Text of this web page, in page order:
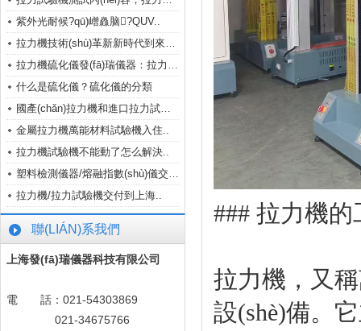
紫外光耐候?qū)嶒灥脑?QUV..
拉力機技術(shù)革新新時代到來了，..
拉力機硫化儀發(fā)瑞儀器：拉力機..
什么是硫化儀？硫化儀的分類
國產(chǎn)拉力機和進口拉力試驗機的..
金屬拉力機萬能材料試驗機入住..
拉力機試驗機不能動了怎么解決..
塑料檢測儀器/熔融指數(shù)儀交付..
拉力機/拉力試驗機交付到上海..
聯(LIÁN)系我們
上海發(fā)瑞儀器科技有限公司
電 話：021-54303869
021-34675766
### 拉力機
拉力機，
設(shè)備。